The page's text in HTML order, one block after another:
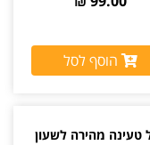
הוסף לסל
טעינה מהירה לשעון